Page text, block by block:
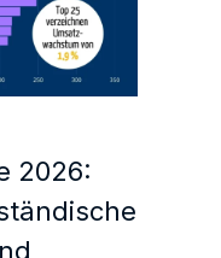
2026: